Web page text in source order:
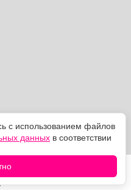
с использованием файлов
данных в соответствии